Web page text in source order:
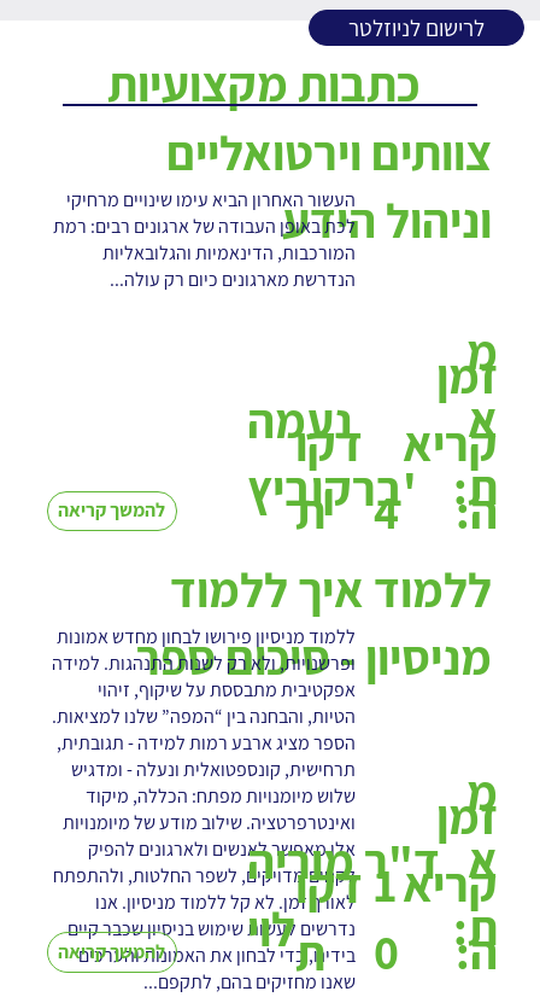
לרישום לניוזלטר
צוותים וירטואליים
וניהול הידעהעשור האחרון הביא עימו שינויים מרחיקי
לכת באופן העבודה של ארגונים רבים: רמת
המורכבות, הדינאמיות והגלובאליות
הנדרשת מארגונים כיום רק עולה...
נעמה
ברקוביץ'
מ
א
ת:
להמשך קריאה
דקו
ת
זמן
קריא
ה:
4
ללמוד איך ללמוד
מניסיון - סיכום ספר
ללמוד מניסיון פירושו לבחון מחדש אמונות
ופרשנויות, ולא רק לשנות התנהגות. למידה
אפקטיבית מתבססת על שיקוף, זיהוי
הטיות, והבחנה בין “המפה” שלנו למציאות.
הספר מציג ארבע רמות למידה - תגובתית,
תרחישית, קונספטואלית ונעלה - ומדגיש
שלוש מיומנויות מפתח: הכללה, מיקוד
ואינטרפרטציה. שילוב מודע של מיומנויות
אלו מאפשר לאנשים ולארגונים להפיק
לקחים מדויקים, לשפר החלטות, ולהתפתח
לאורך זמן. לא קל ללמוד מניסיון. אנו
נדרשים לעשות שימוש בניסיון שכבר קיים
בידינו, כדי לבחון את האמונות והערכים
שאנו מחזיקים בהם, לתקפם...
ד"ר מוריה
לוי
מ
א
ת:
להמשך קריאה
דקו
ת
זמן
קריא
ה:
1
0
כתבות מקצועיות